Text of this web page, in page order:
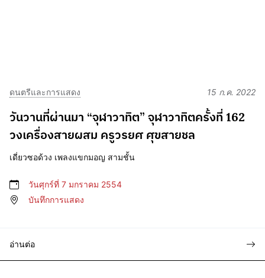
ดนตรีและการแสดง 15 ก.ค. 2022
วันวานที่ผ่านมา “จุฬาวาทิต” จุฬาวาทิตครั้งที่ 162
วงเครื่องสายผสม ครูวรยศ ศุขสายชล
เดี่ยวซอด้วง เพลงแขกมอญ สามชั้น
วันศุกร์ที่ 7 มกราคม 2554
บันทึกการแสดง
อ่านต่อ